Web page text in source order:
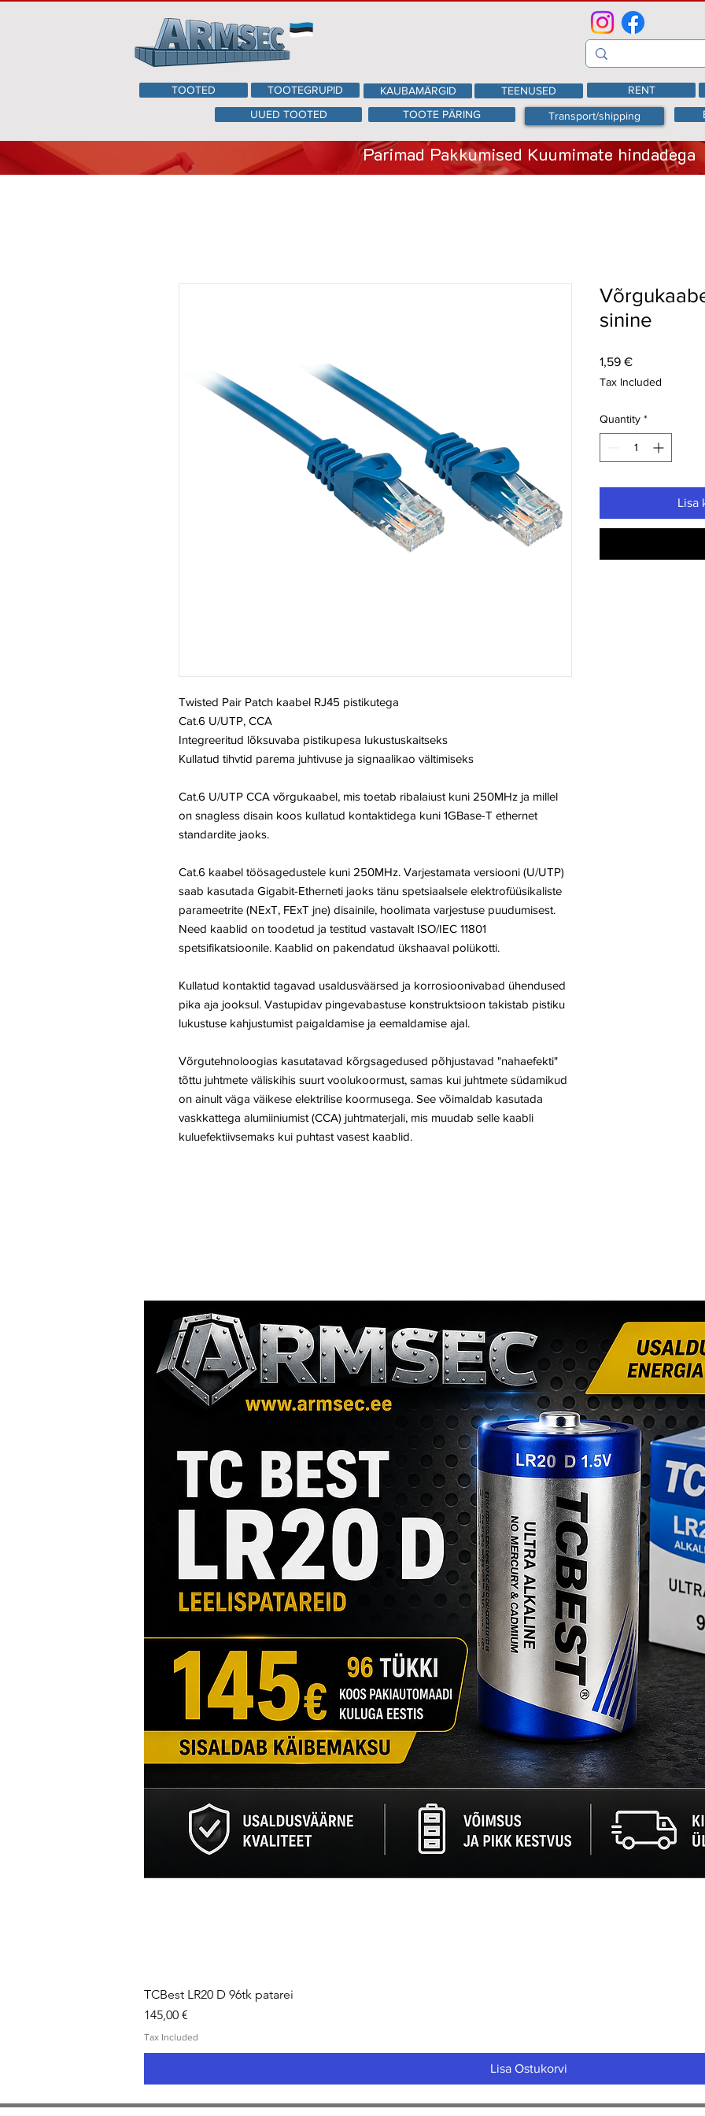
TOOTED
TOOTEGRUPID
UUED TOOTED
KAUBAMÄRGID TEENUSED RENT
TOOTE PÄRING
Transport/shipping
Parimad Pakkumised Kuumimate hindadega
Twisted Pair Patch kaabel RJ45 pistikutega
Cat.6 U/UTP, CCA
Integreeritud lõksuvaba pistikupesa lukustuskaitseks
Kullatud tihvtid parema juhtivuse ja signaalikao vältimiseks
Cat.6 U/UTP CCA võrgukaabel, mis toetab ribalaiust kuni 250MHz ja millel
on snagless disain koos kullatud kontaktidega kuni 1GBase-T ethernet
standardite jaoks.
Cat.6 kaabel töösagedustele kuni 250MHz. Varjestamata versiooni (U/UTP)
saab kasutada Gigabit-Etherneti jaoks tänu spetsiaalsele elektrofüüsikaliste
parameetrite (NExT, FExT jne) disainile, hoolimata varjestuse puudumisest.
Need kaablid on toodetud ja testitud vastavalt ISO/IEC 11801
spetsifikatsioonile. Kaablid on pakendatud ükshaaval polükotti.
Kullatud kontaktid tagavad usaldusväärsed ja korrosioonivabad ühendused
pika aja jooksul. Vastupidav pingevabastuse konstruktsioon takistab pistiku
lukustuse kahjustumist paigaldamise ja eemaldamise ajal.
Võrgutehnoloogias kasutatavad kõrgsagedused põhjustavad "nahaefekti"
tõttu juhtmete väliskihis suurt voolukoormust, samas kui juhtmete südamikud
on ainult väga väikese elektrilise koormusega. See võimaldab kasutada
vaskkattega alumiiniumist (CCA) juhtmaterjali, mis muudab selle kaabli
kuluefektiivsemaks kui puhtast vasest kaablid.
sinine
1,59 €Price
Tax Included
Quantity *
Lisa
TCBest LR20 D 96tk patarei
Price
145,00 €
Tax Included
Lisa Ostukorvi